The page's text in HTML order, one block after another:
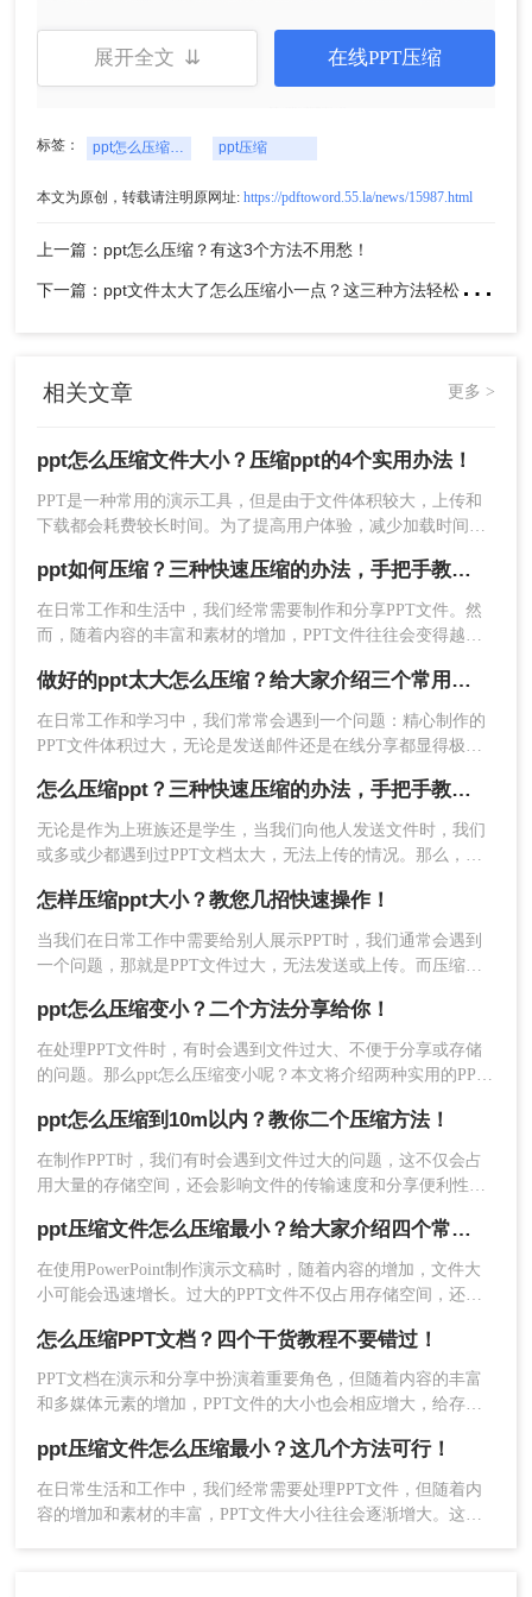
支持批量添加处理哦。
2、上传文档后，可选择压缩类型和输出目录，然后
点击开始转换。
3、压缩完成。
三、使用WPS进行压缩
使用WPS打开需要压缩的PPT文件后，点击“文
件”下的“文件打包”，接着选择“将演示文档打包成压
缩文件”，就可以为PPT进行压缩了。
四、手动删除不需要的元素
如果不需要使用某些元素，可以直接手动删除。例
如，可以删除不需要的幻灯片、文本框、图片等元
素，以减小文件大小。
法都有自己的特点，用户可以根据实际情况选择适
展开全文 ⇊ 在线PPT压缩
标签： ppt怎么压缩文件大小 ppt压缩
本文为原创，转载请注明原网址: https://pdftoword.55.la/news/15987.html
上一篇：ppt怎么压缩？有这3个方法不用愁！
下
一篇：ppt文件太大了怎么压缩小一点？这三种方法轻松解决！
相关文章 更多 >
ppt怎么压缩文件大小？压缩ppt的4个实用办法！
PPT是一种常用的演示工具，但是由于文件体积较大，上传和
下载都会耗费较长时间。为了提高用户体验，减少加载时间，
PPT文件大小的方法。
ppt如何压缩？三种快速压缩的办法，手把手教会大家！
在日常工作和生活中，我们经常需要制作和分享PPT文件。然
而，随着内容的丰富和素材的增加，PPT文件往往会变得越来
的不便。因此，压缩PPT文件成为了一个必要的操作。那么
PPT如何压缩呢？本文将详细介绍PPT压缩的方法与步骤，帮
助您轻松减小文件大小。
做好的ppt太大怎么压缩？给大家介绍三个常用办法！
在日常工作和学习中，我们常常会遇到一个问题：精心制作的
PPT文件体积过大，无论是发送邮件还是在线分享都显得极为
您介绍几种有效的PPT压缩方法，帮助您轻松解决做好的ppt太
大怎么压缩问题。
怎么压缩ppt？三种快速压缩的办法，手把手教会大家！
无论是作为上班族还是学生，当我们向他人发送文件时，我们
或多或少都遇到过PPT文档太大，无法上传的情况。那么，你
法，如果您感兴趣，不妨尝试下小编分享的ppt压缩方法。
怎样压缩ppt大小？教您几招快速操作！
当我们在日常工作中需要给别人展示PPT时，我们通常会遇到
一个问题，那就是PPT文件过大，无法发送或上传。而压缩
缩ppt大小的方法。
ppt怎么压缩变小？二个方法分享给你！
在处理PPT文件时，有时会遇到文件过大、不便于分享或存储
的问题。那么ppt怎么压缩变小呢？本文将介绍两种实用的PPT
ppt怎么压缩到10m以内？教你二个压缩方法！
在制作PPT时，我们有时会遇到文件过大的问题，这不仅会占
用大量的存储空间，还会影响文件的传输速度和分享便利性。
10M以内的方法。
ppt压缩文件怎么压缩最小？给大家介绍四个常用方法！
在使用PowerPoint制作演示文稿时，随着内容的增加，文件大
小可能会迅速增长。过大的PPT文件不仅占用存储空间，还会
为重要。那么ppt压缩文件怎么压缩最小呢？本文将介绍四种实
用的PPT压缩方法，帮助您轻松将文件大小压缩到最小。
怎么压缩PPT文档？四个干货教程不要错过！
PPT文档在演示和分享中扮演着重要角色，但随着内容的丰富
和多媒体元素的增加，PPT文件的大小也会相应增大，给存储
采用多种方法进行压缩。那么怎么压缩PPT文档呢？本文将详
细介绍几种常用的PPT文档压缩方法，帮助您轻松管理PPT文
件。
ppt压缩文件怎么压缩最小？这几个方法可行！
​在日常生活和工作中，我们经常需要处理PPT文件，但随着内
容的增加和素材的丰富，PPT文件大小往往会逐渐增大。这不